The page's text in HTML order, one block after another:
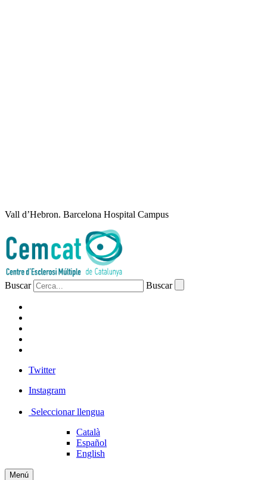
Vall d’Hebron. Barcelona Hospital Campus
Buscar Buscar
Twitter
Instagram
Seleccionar llengua
Català
Español
English
Menú